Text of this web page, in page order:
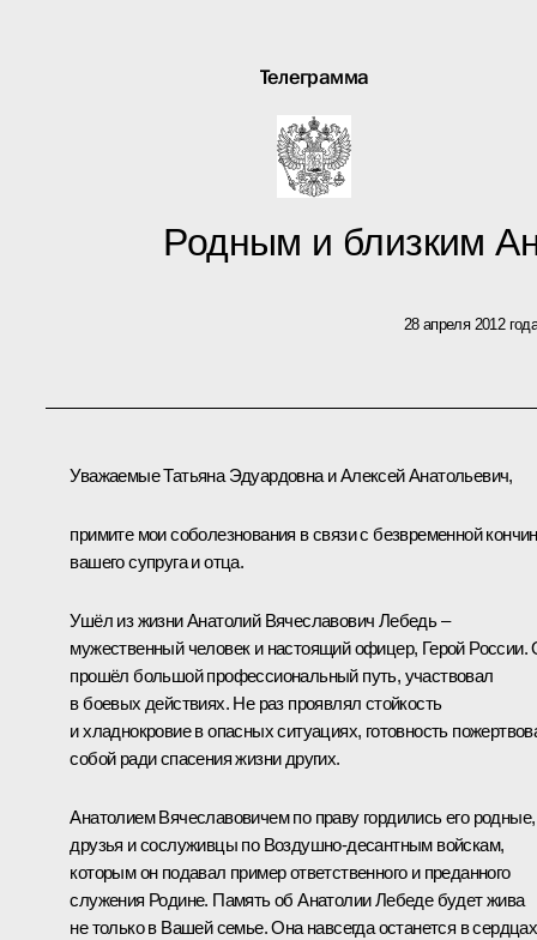
Телеграмма
Родным и близким
28 апреля 2012
Уважаемые Татьяна Эдуардовна и Алексей Анатольевич,
примите мои соболезнования в связи с безвременной
вашего супруга и отца.
Ушёл из жизни Анатолий Вячеславович Лебедь –
мужественный человек и настоящий офицер, Герой России.
прошёл большой профессиональный путь, участвовал
в боевых действиях. Не раз проявлял стойкость
и хладнокровие в опасных ситуациях, готовность
собой ради спасения жизни других.
Анатолием Вячеславовичем по праву гордились его родные,
друзья и сослуживцы по Воздушно-десантным войскам,
которым он подавал пример ответственного и преданного
служения Родине. Память об Анатолии Лебеде будет жива
не только в Вашей семье. Она навсегда останется в сердцах